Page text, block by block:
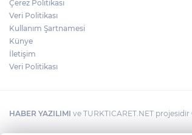
Çerez Politikası
Veri Politikası
Kullanım Şartnamesi
Künye
İletişim
Veri Politikası
HABER YAZILIMI ve TURKTICARET.NET